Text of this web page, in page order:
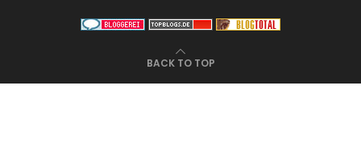
BACK TO TOP